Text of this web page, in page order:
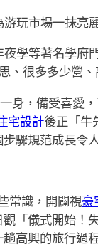
玩市場一抹亮
學等著名學府
、很多多少營
身，備受喜愛
宅設計後正「牛
驟規范成長令
常識，開闢視豪
「儀式開始！
高興的旅行過